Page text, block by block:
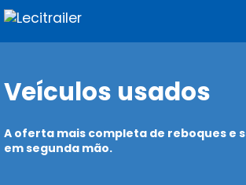
Veículos usados
A oferta mais completa de reboques e
em segunda mão.